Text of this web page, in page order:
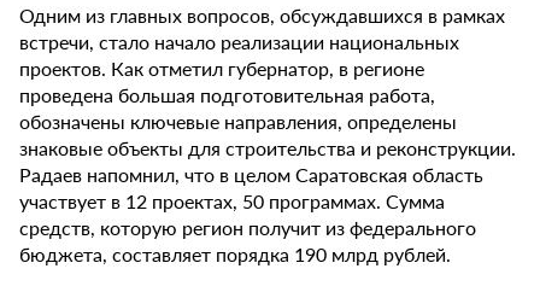
Одним из главных вопросов, обсуждавшихся в рамках
встречи, стало начало реализации национальных
проектов. Как отметил губернатор, в регионе
проведена большая подготовительная работа,
обозначены ключевые направления, определены
знаковые объекты для строительства и реконструкции.
Радаев напомнил, что в целом Саратовская область
участвует в 12 проектах, 50 программах. Сумма
средств, которую регион получит из федерального
бюджета, составляет порядка 190 млрд рублей.